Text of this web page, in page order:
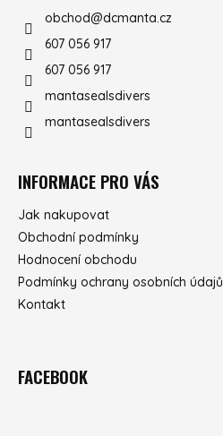
obchod@dcmanta.cz
607 056 917
607 056 917
mantasealsdivers
mantasealsdivers
INFORMACE PRO VÁS
Jak nakupovat
Obchodní podmínky
Hodnocení obchodu
Podmínky ochrany osobních údajů
Kontakt
FACEBOOK